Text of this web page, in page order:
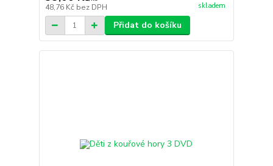
48,76 Kč bez DPH skladem
Přidat do košíku